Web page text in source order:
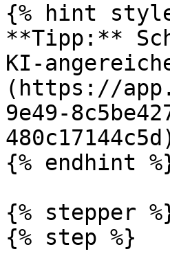
{% hint
**Tipp:**
KI-
(https://
9e49-
{% endhint
{% stepper
{% step %}